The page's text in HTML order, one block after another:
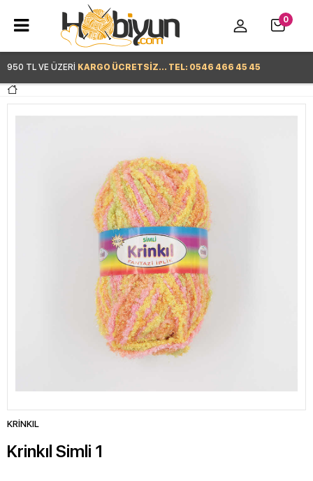
950 TL VE ÜZERİ KARGO ÜCRETSİZ... TEL: 0546 466 45 45
0
KRİNKIL
Krinkıl Simli 1